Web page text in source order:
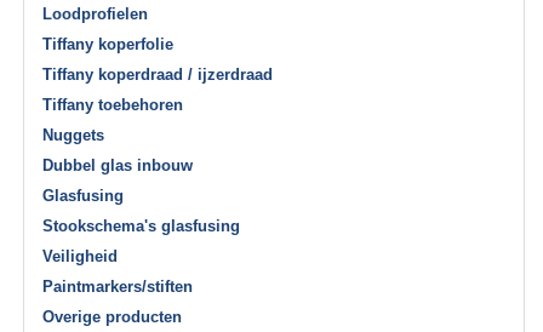
Loodprofielen
Tiffany koperfolie
Tiffany koperdraad / ijzerdraad
Tiffany toebehoren
Nuggets
Dubbel glas inbouw
Glasfusing
Stookschema's glasfusing
Veiligheid
Paintmarkers/stiften
Overige producten